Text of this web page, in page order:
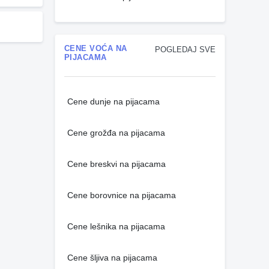
POGLEDAJ SVE
CENE VOĆA NA
PIJACAMA
Cene dunje na pijacama
Cene grožđa na pijacama
Cene breskvi na pijacama
Cene borovnice na pijacama
Cene lešnika na pijacama
Cene šljiva na pijacama